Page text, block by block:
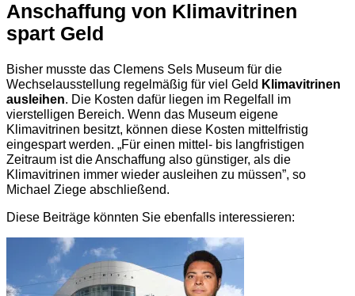
Anschaffung von Klimavitrinen
spart Geld
Bisher musste das Clemens Sels Museum für die
Wechselausstellung regelmäßig für viel Geld Klimavitrinen
ausleihen . Die Kosten dafür liegen im Regelfall im
vierstelligen Bereich. Wenn das Museum eigene
Klimavitrinen besitzt, können diese Kosten mittelfristig
eingespart werden. „Für einen mittel- bis langfristigen
Zeitraum ist die Anschaffung also günstiger, als die
Klimavitrinen immer wieder ausleihen zu müssen”, so
Michael Ziege abschließend.
Diese Beiträge könnten Sie ebenfalls interessieren: